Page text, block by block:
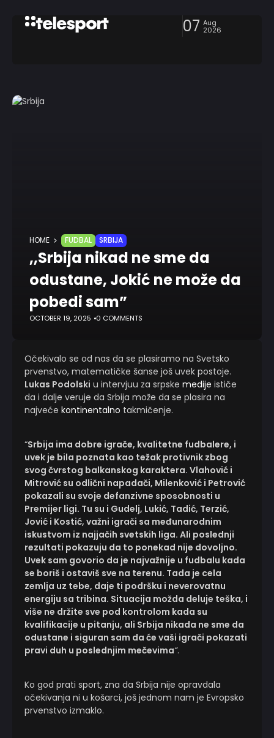
07 Aug
2026
HOME FUDBAL SRBIJA
,,Srbija nikad ne sme da
odustane, Jokić ne može da
pobedi sam”
OCTOBER 19, 2025 0 COMMENTS
Očekivalo se od nas da se plasiramo na Svetsko
prvenstvo, matematičke šanse još uvek postoje.
Lukas Podolski u intervjuu za srpske medije ističe
da i dalje veruje da Srbija može da se plasira na
najveće kontinentalno takmičenje.
“Srbija ima dobre igrače, kvalitetne fudbalere, i
uvek je bila poznata kao težak protivnik zbog
svog čvrstog balkanskog karaktera. Vlahović i
Mitrović su odlični napadači, Milenković i Petrović
pokazali su svoje defanzivne sposobnosti u
Premijer ligi. Tu su i Gudelj, Lukić, Tadić, Terzić,
Jović i Kostić, važni igrači sa međunarodnim
iskustvom iz najjačih svetskih liga. Ali poslednji
rezultati pokazuju da to ponekad nije dovoljno.
Uvek sam govorio da je najvažnije u fudbalu kada
se boriš i ostaviš sve na terenu. Tada je cela
zemlja uz tebe, daje ti podršku i neverovatnu
energiju sa tribina. Situacija možda deluje teška, i
više ne držite sve pod kontrolom kada su
kvalifikacije u pitanju, ali Srbija nikada ne sme da
odustane i siguran sam da će vaši igrači pokazati
pravi duh u poslednjim mečevima“.
Ko god prati sport, zna da Srbija nije opravdala
očekivanja ni u košarci, još jednom nam je Evropsko
prvenstvo izmaklo.